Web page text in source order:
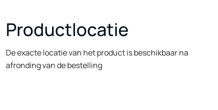
Productlocatie
De exacte locatie van het product is beschikbaar na
afronding van de bestelling